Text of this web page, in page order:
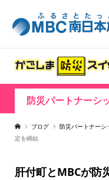
防災パートナーシ
ブログ 防災パートナーシ
定を締結
肝付町とMBCが防